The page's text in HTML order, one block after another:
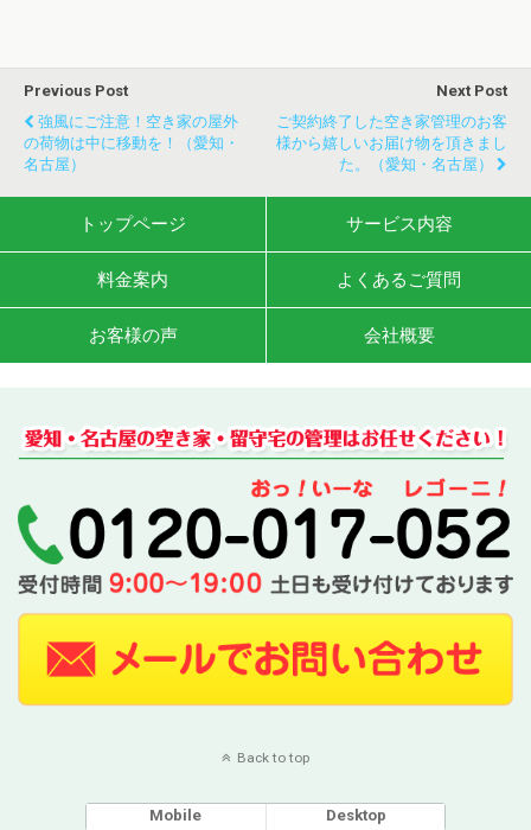
Previous Post
強風にご注意！空き家の屋外
の荷物は中に移動を！（愛知・
名古屋）
Next Post
ご契約終了した空き家管理のお客
様から嬉しいお届け物を頂きまし
た。（愛知・名古屋）
トップページ サービス内容
料金案内 よくあるご質問
お客様の声 会社概要
Back to top
Mobile Desktop